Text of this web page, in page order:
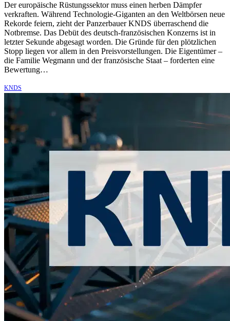
Der europäische Rüstungssektor muss einen herben Dämpfer
verkraften. Während Technologie-Giganten an den Weltbörsen neue
Rekorde feiern, zieht der Panzerbauer KNDS überraschend die
Notbremse. Das Debüt des deutsch-französischen Konzerns ist in
letzter Sekunde abgesagt worden. Die Gründe für den plötzlichen
Stopp liegen vor allem in den Preisvorstellungen. Die Eigentümer –
die Familie Wegmann und der französische Staat – forderten eine
Bewertung…
KNDS